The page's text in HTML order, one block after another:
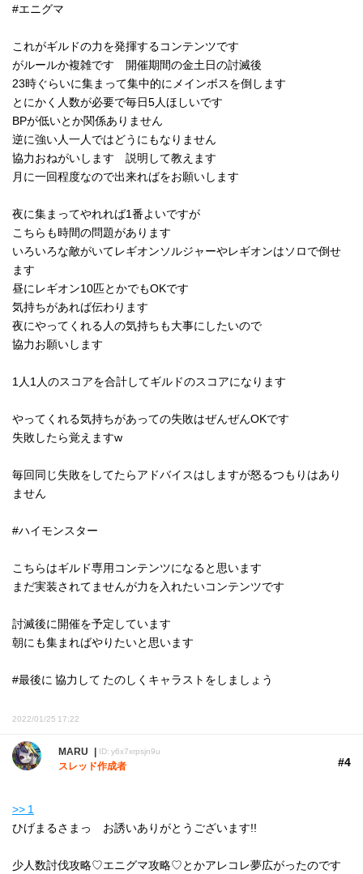
#エニグマ
これがギルドの力を発揮するコンテンツです
がルールか複雑です 開催期間の金土日の討滅後
23時ぐらいに集まって集中的にメインボスを倒します
とにかく人数が必要で毎日5人ほしいです
BPが低いとか関係ありません
逆に強い人一人ではどうにもなりません
協力おねがいします 説明して教えます
月に一回程度なので出来ればをお願いします
夜に集まってやれれば1番よいですが
こちらも時間の問題があります
いろいろな敵がいてレギオンソルジャーやレギオンはソロで倒せ
ます
昼にレギオン10匹とかでもOKです
気持ちがあれば伝わります
夜にやってくれる人の気持ちも大事にしたいので
協力お願いします
1人1人のスコアを合計してギルドのスコアになります
やってくれる気持ちがあっての失敗はぜんぜんOKです
失敗したら覚えますw
毎回同じ失敗をしてたらアドバイスはしますが怒るつもりはあり
ません
#ハイモンスター
こちらはギルド専用コンテンツになると思います
まだ実装されてませんが力を入れたいコンテンツです
討滅後に開催を予定しています
朝にも集まればやりたいと思います
#最後に 協力して たのしくキャラストをしましょう
2022/01/25 17:22
MARU ID: y6x7xrpsjn9u
スレッド作成者 #4
>> 1
ひげまるさまっ お誘いありがとうございます!!
少人数討伐攻略♡エニグマ攻略♡とかアレコレ夢広がったのです